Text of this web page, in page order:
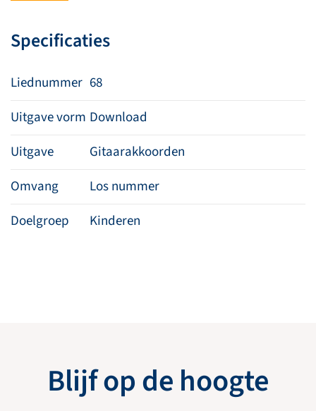
aantal
Specificaties
Liednummer 68
Uitgave vorm Download
Uitgave
Gitaarakkoorden
Omvang
Los nummer
Doelgroep
Kinderen
Blijf op de hoogte